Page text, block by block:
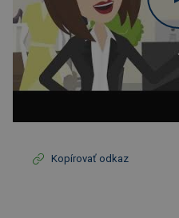
Kopírovať odkaz